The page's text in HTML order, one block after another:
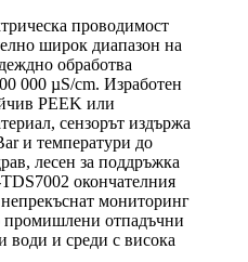
проводимост
широк диапазон на
обработва
000 µS/cm. Изработен
PEEK или
сензорът издържа
и температури до
лесен за поддръжка
окончателния
мониторинг
промишлени отпадъчни
води и среди с висока